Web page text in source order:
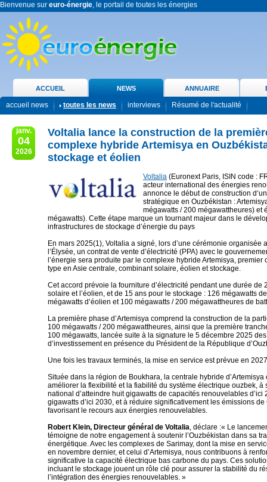
Bienvenue sur euro-énergie, le portail de toutes les énergies
ACCUEIL NEWS ANNUAIRE
accueil news toutes les news interviews Résumé de l'actualité
janv.
04
2026
Voltalia lance la construction de la
complexe hybride Artemisya en
stockage et éolien
Voltalia (Euronext Paris, ISIN code :
acteur international des énergies
annonce le début de construction
stratégique en Ouzbékistan :
mégawatts / 200 mégawattheures) et
mégawatts). Cette étape marque un tournant majeur dans le
infrastructures de stockage d’énergie du pays
En mars 2025(1), Voltalia a signé, lors d’une cérémonie organisée
l’Élysée, un contrat de vente d’électricité (PPA) avec le
l’énergie sera produite par le complexe hybride Artemisya, premier
type en Asie centrale, combinant solaire, éolien et stockage.
Cet accord prévoie la fourniture d’électricité pendant une durée de
solaire et l’éolien, et de 15 ans pour le stockage : 1­26 mégawatts
mégawatts d’éolien et 100 mégawatts / 200 mégawattheures de
La première phase d’Artemisya comprend la construction de la
100 mégawatts / 200 mégawattheures, ainsi que la première
100 mégawatts, lancée suite à la signature le 5 décembre 2025
d’investissement en présence du Président de la République
Une fois les travaux terminés, la mise en service est prévue en
Située dans la région de Boukhara, la centrale hybride d’Artemisya
améliorer la flexibilité et la fiabilité du système électrique ouzbek, à
national d’atteindre huit gigawatts de capacités renouvelables d’ici
gigawatts d’ici 2030, et à réduire significativement les émissions de
favorisant le recours aux énergies renouvelables.
Robert Klein, Directeur général de Voltalia, déclare :« Le
témoigne de notre engagement à soutenir l’Ouzbékistan dans sa
énergétique. Avec les complexes de Sarimay, dont la mise en
en novembre dernier, et celui d’Artemisya, nous contribuons à
significative la capacité électrique bas carbone du pays. Ces
incluant le stockage jouent un rôle clé pour assurer la stabilité du
l’intégration des énergies renouvelables. »